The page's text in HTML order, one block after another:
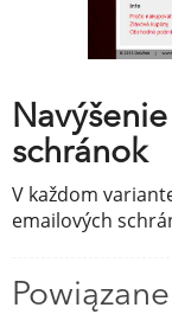
schránok
V každom
emailových